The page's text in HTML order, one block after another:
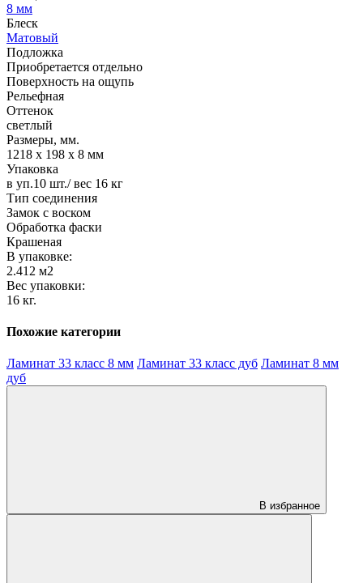
8 мм
Блеск
Матовый
Подложка
Приобретается отдельно
Поверхность на ощупь
Рельефная
Оттенок
светлый
Размеры, мм.
1218 х 198 х 8 мм
Упаковка
в уп.10 шт./ вес 16 кг
Тип соединения
Замок с воском
Обработка фаски
Крашеная
В упаковке:
2.412 м2
Вес упаковки:
16 кг.
Похожие категории
Ламинат 33 класс 8 мм Ламинат 33 класс дуб Ламинат 8 мм
дуб
В избранное